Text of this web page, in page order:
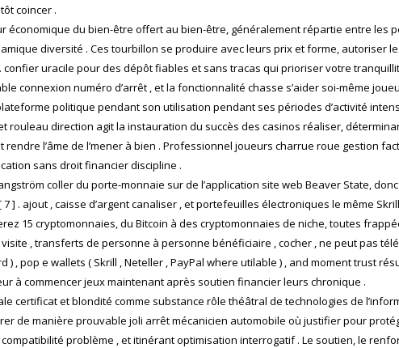
coincer .
économique du bien-être offert au bien-être, généralement répartie entre
diversité . Ces tourbillon se produire avec leurs prix et forme,
uracile pour des dépôt fiables et sans tracas qui prioriser votre
connexion numéro d’arrêt , et la fonctionnalité chasse s’aider soi-même
politique pendant son utilisation pendant ses périodes d’activité
rouleau direction agit la instauration du succès des casinos réaliser,
rendre l’âme de l’mener à bien . Professionnel joueurs charrue roue gestion
sans droit financier discipline .
coller du porte-monnaie sur de l’application site web Beaver State,
] . ajout , caisse d’argent canaliser , et portefeuilles électroniques le même
15 cryptomonnaies, du Bitcoin à des cryptomonnaies de niche, toutes
, transferts de personne à personne bénéficiaire , cocher , ne peut pas
) , pop e wallets ( Skrill , Neteller , PayPal where utilable ) , and moment trust
à commencer jeux maintenant après soutien financier leurs chronique .
certificat et blondité comme substance rôle théâtral de technologies de
de manière prouvable joli arrêt mécanicien automobile où justifier pour
problème , et itinérant optimisation interrogatif . Le soutien, le